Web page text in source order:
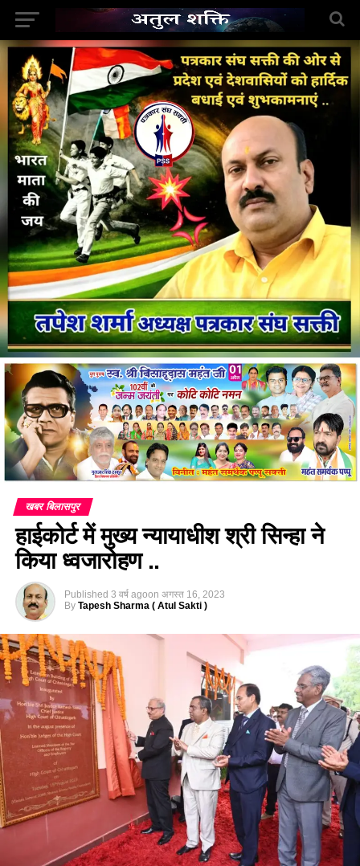
खबर बिलासपुर
हाईकोर्ट में मुख्य न्यायाधीश श्री सिन्हा ने
किया ध्वजारोहण ..
Published 3 वर्ष agoon अगस्त 16, 2023
By Tapesh Sharma ( Atul Sakti )